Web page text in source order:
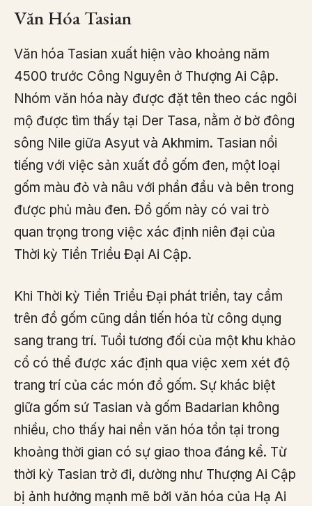
Văn Hóa Tasian
Văn hóa Tasian xuất hiện vào khoảng năm
4500 trước Công Nguyên ở Thượng Ai Cập.
Nhóm văn hóa này được đặt tên theo các ngôi
mộ được tìm thấy tại Der Tasa, nằm ở bờ đông
sông Nile giữa Asyut và Akhmim. Tasian nổi
tiếng với việc sản xuất đồ gốm đen, một loại
gốm màu đỏ và nâu với phần đầu và bên trong
được phủ màu đen. Đồ gốm này có vai trò
quan trọng trong việc xác định niên đại của
Thời kỳ Tiền Triều Đại Ai Cập.
Khi Thời kỳ Tiền Triều Đại phát triển, tay cầm
trên đồ gốm cũng dần tiến hóa từ công dụng
sang trang trí. Tuổi tương đối của một khu khảo
cổ có thể được xác định qua việc xem xét độ
trang trí của các món đồ gốm. Sự khác biệt
giữa gốm sứ Tasian và gốm Badarian không
nhiều, cho thấy hai nền văn hóa tồn tại trong
khoảng thời gian có sự giao thoa đáng kể. Từ
thời kỳ Tasian trở đi, dường như Thượng Ai Cập
bị ảnh hưởng mạnh mẽ bởi văn hóa của Hạ Ai